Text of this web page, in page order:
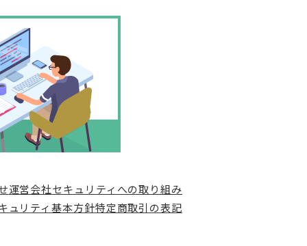
運営会社セキュリティへの取り組み
ュリティ基本方針特定商取引の表記